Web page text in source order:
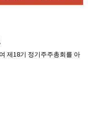
제18기 정기주주총회를 아